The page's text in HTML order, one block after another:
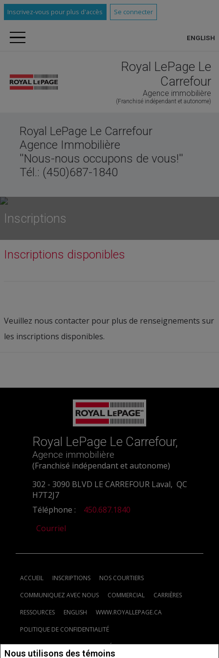
Nous utilisons des témoins
Inscrivez-vous pour plus d'accès Se connecter
ENGLISH
Royal LePage Le
Carrefour
Agence immobilière
(Franchisé indépendant et autonome)
Royal LePage Le Carrefour
Agence Immobilière
''Nous-nous occupons de vous!''
Tél.: (450)687-1840
Inscriptions
Inscriptions disponibles
Veuillez nous contacter pour plus de renseignements sur
les inscriptions disponibles.
Royal LePage Le Carrefour,
Agence immobilière
(Franchisé indépendant et autonome)
302 - 3090 BLVD LE CARREFOUR Laval, QC
H7T2J7
Téléphone :
450.687.1840
Courriel
ACCUEIL INSCRIPTIONS NOS COURTIERS
COMMUNIQUEZ AVEC NOUS COMMERCIAL CARRIÈRES
RESSOURCES ENGLISH WWW.ROYALLEPAGE.CA
POLITIQUE DE CONFIDENTIALITÉ
CLAUSE DE NON-RESPONSABILITÉ CONDITIONS D'UTILISATION